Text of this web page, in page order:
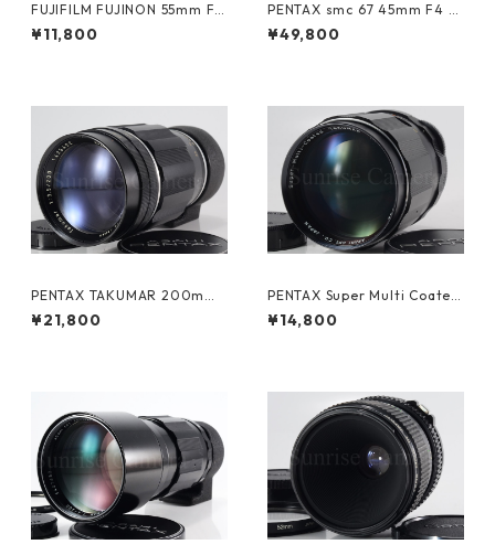
FUJIFILM FUJINON 55mm F1.
¥11,800
PENTAX smc 67 45mm F4 ペ
ンタックス (61366)
¥49,800
PENTAX TAKUMAR 200mm
F3.5 M42 ペンタックス (6133
0)
¥21,800
PENTAX Super Multi Coated
TAKUMAR 135mm F2.5 M42
ペンタックス (61343)
¥14,800